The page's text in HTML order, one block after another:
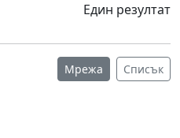
Един резултат
Мрежа Списък